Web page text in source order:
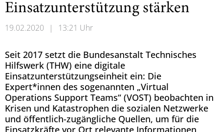
Einsatzunterstützung stärken
19.02.2020 | 13:21 Uhr
Seit 2017 setzt die Bundesanstalt Technisches
Hilfswerk (THW) eine digitale
Einsatzunterstützungseinheit ein: Die
Expert*innen des sogenannten „Virtual
Operations Support Teams“ (VOST) beobachten in
Krisen und Katastrophen die sozialen Netzwerke
und öffentlich-zugängliche Quellen, um für die
Einsatzkräfte vor Ort relevante Informationen